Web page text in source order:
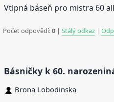
Vtipná báseň pro mistra 60
Počet odpovědí:0 |Stálý odkaz |
Básničky k 60.
Brona Lobodinska